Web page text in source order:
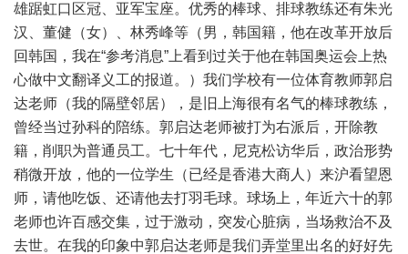
雄踞虹口区冠、亚军宝座。优秀的棒球、排球教练还有朱光
汉、董健（女）、林秀峰等（男，韩国籍，他在改革开放后
回韩国，我在“参考消息”上看到过关于他在韩国奥运会上热
心做中文翻译义工的报道。）我们学校有一位体育教师郭启
达老师（我的隔壁邻居），是旧上海很有名气的棒球教练，
曾经当过孙科的陪练。郭启达老师被打为右派后，开除教
籍，削职为普通员工。七十年代，尼克松访华后，政治形势
稍微开放，他的一位学生（已经是香港大商人）来沪看望恩
师，请他吃饭、还请他去打羽毛球。球场上，年近六十的郭
老师也许百感交集，过于激动，突发心脏病，当场救治不及
去世。在我的印象中郭启达老师是我们弄堂里出名的好好先